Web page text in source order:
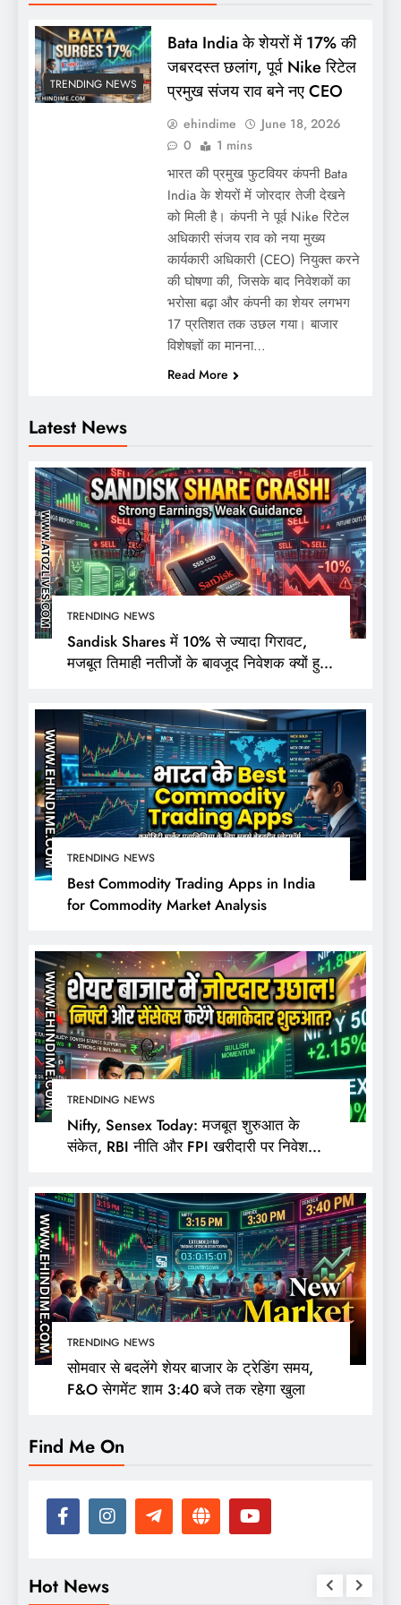
Latest News
TRENDING NEWS
Sandisk Shares में 10% से ज्यादा गिरावट,
मजबूत तिमाही नतीजों के बावजूद निवेशक क्यों हुए
TRENDING NEWS
Best Commodity Trading Apps in India
for Commodity Market Analysis
TRENDING NEWS
Nifty, Sensex Today: मजबूत शुरुआत के
संकेत, RBI नीति और FPI खरीदारी पर निवेशकों
TRENDING NEWS
सोमवार से बदलेंगे शेयर बाजार के ट्रेडिंग समय,
F&O सेगमेंट शाम 3:40 बजे तक रहेगा खुला
TRENDING NEWS
Bata India के शेयरों में 17% की
जबरदस्त छलांग, पूर्व Nike रिटेल
प्रमुख संजय राव बने नए CEO
ehindime
June 18, 2026
0
1 mins
भारत की प्रमुख फुटवियर कंपनी Bata
India के शेयरों में जोरदार तेजी देखने
को मिली है। कंपनी ने पूर्व Nike रिटेल
अधिकारी संजय राव को नया मुख्य
कार्यकारी अधिकारी (CEO) नियुक्त करने
की घोषणा की, जिसके बाद निवेशकों का
भरोसा बढ़ा और कंपनी का शेयर लगभग
17 प्रतिशत तक उछल गया। बाजार
विशेषज्ञों का मानना…
Read More
Find Me On
Hot News